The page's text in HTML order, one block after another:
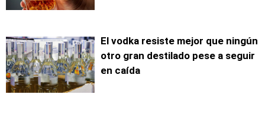
El vodka resiste mejor que ningún
otro gran destilado pese a seguir
en caída